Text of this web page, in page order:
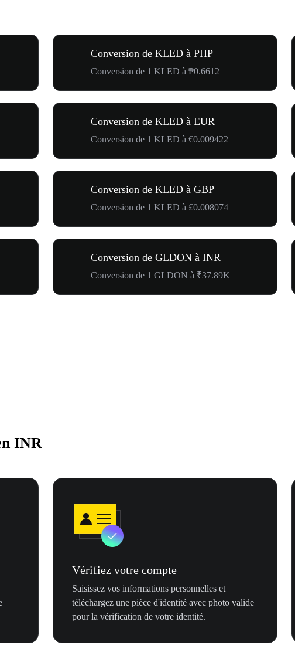
Conversion de KLED à PHP
Conversion de 1 KLED à ₱0.6612
Conversion de KLED à EUR
Conversion de 1 KLED à €0.009422
Conversion de KLED à GBP
Conversion de 1 KLED à £0.008074
Conversion de GLDON à INR
Conversion de 1 GLDON à ₹37.89K
INR
Vérifiez votre compte
Saisissez vos informations personnelles et
téléchargez une pièce d'identité avec photo valide
pour la vérification de votre identité.